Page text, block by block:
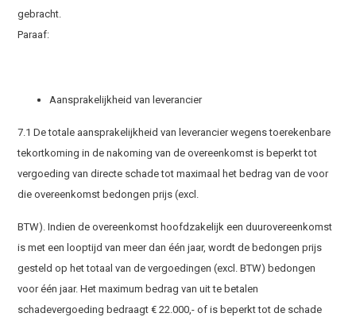
Paraaf:
Aansprakelijkheid van leverancier
7.1 De totale aansprakelijkheid van leverancier wegens toerekenbare
tekortkoming in de nakoming van de overeenkomst is beperkt tot
vergoeding van directe schade tot maximaal het bedrag van de voor
die overeenkomst bedongen prijs (excl.
BTW). Indien de overeenkomst hoofdzakelijk een duurovereenkomst
is met een looptijd van meer dan één jaar, wordt de bedongen prijs
gesteld op het totaal van de vergoedingen (excl. BTW) bedongen
voor één jaar. Het maximum bedrag van uit te betalen
schadevergoeding bedraagt € 22.000,- of is beperkt tot de schade